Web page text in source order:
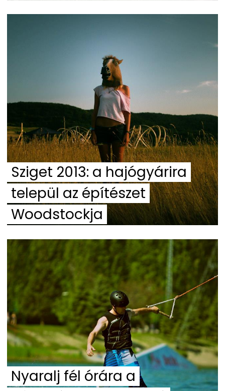
Sziget 2013: a hajógyárira
települ az építészet
Woodstockja
Nyaralj fél órára a